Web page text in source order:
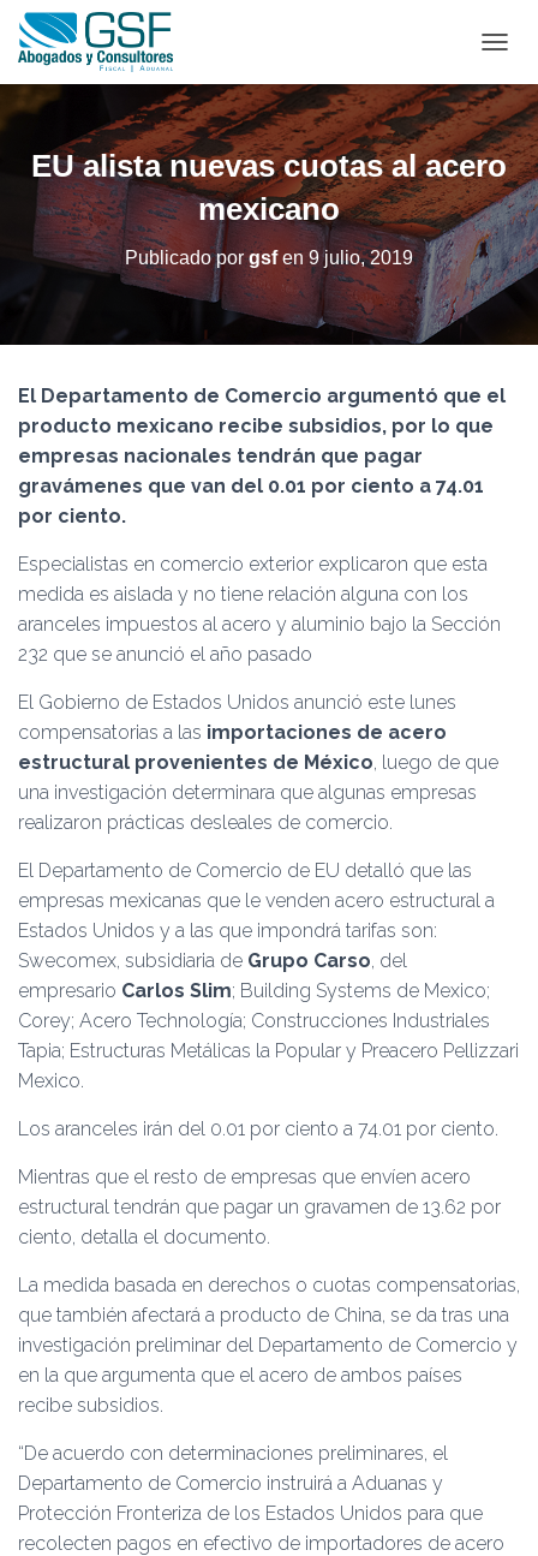
A
B
I
A
R
M
O
D
O
V
EU alista nuevas cuotas al acero
mexicano
Publicado porgsfen 9 julio, 2019
El Departamento de Comercio argumentó que el
producto mexicano recibe subsidios, por lo que
empresas nacionales tendrán que pagar
gravámenes que van del 0.01 por ciento a 74.01
por ciento.
Especialistas en comercio exterior explicaron que esta
medida es aislada y no tiene relación alguna con los
aranceles impuestos al acero y aluminio bajo la Sección
232 que se anunció el año pasado
El Gobierno de Estados Unidos anunció este lunes
compensatorias a las importaciones de acero
estructural provenientes de México, luego de que
una investigación determinara que algunas empresas
realizaron prácticas desleales de comercio.
El Departamento de Comercio de EU detalló que las
empresas mexicanas que le venden acero estructural a
Estados Unidos y a las que impondrá tarifas son:
Swecomex, subsidiaria de Grupo Carso, del
empresario Carlos Slim; Building Systems de Mexico;
Corey; Acero Technología; Construcciones Industriales
Tapia; Estructuras Metálicas la Popular y Preacero Pellizzari
Mexico.
Los aranceles irán del 0.01 por ciento a 74.01 por ciento.
Mientras que el resto de empresas que envíen acero
estructural tendrán que pagar un gravamen de 13.62 por
ciento, detalla el documento.
La medida basada en derechos o cuotas compensatorias,
que también afectará a producto de China, se da tras una
investigación preliminar del Departamento de Comercio y
en la que argumenta que el acero de ambos países
recibe subsidios.
“De acuerdo con determinaciones preliminares, el
Departamento de Comercio instruirá a Aduanas y
Protección Fronteriza de los Estados Unidos para que
recolecten pagos en efectivo de importadores de acero